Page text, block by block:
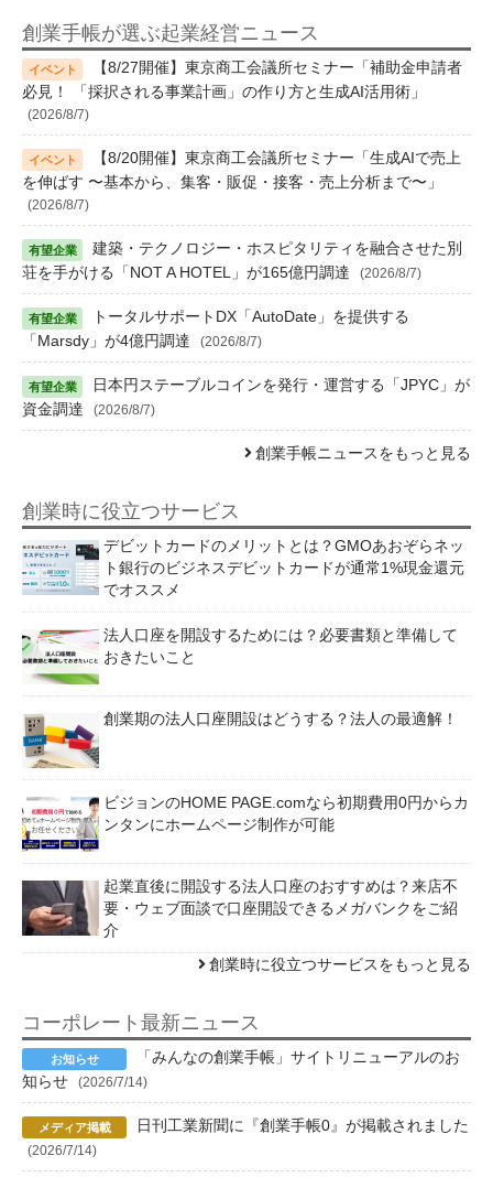
創業手帳が選ぶ起業経営ニュース
【8/27開催】東京商工会議所セミナー「補助金申請者
必見！ 「採択される事業計画」の作り方と生成AI活用術」
(2026/8/7)
【8/20開催】東京商工会議所セミナー「生成AIで売上
を伸ばす 〜基本から、集客・販促・接客・売上分析まで〜」
(2026/8/7)
建築・テクノロジー・ホスピタリティを融合させた別
荘を手がける「NOT A HOTEL」が165億円調達
(2026/8/7)
トータルサポートDX「AutoDate」を提供する
「Marsdy」が4億円調達
(2026/8/7)
日本円ステーブルコインを発行・運営する「JPYC」が
資金調達
(2026/8/7)
創業手帳ニュースをもっと見る
創業時に役立つサービス
デビットカードのメリットとは？GMOあおぞらネッ
ト銀行のビジネスデビットカードが通常1%現金還元
でオススメ
法人口座を開設するためには？必要書類と準備して
おきたいこと
創業期の法人口座開設はどうする？法人の最適解！
ビジョンのHOME PAGE.comなら初期費用0円からカ
ンタンにホームページ制作が可能
起業直後に開設する法人口座のおすすめは？来店不
要・ウェブ面談で口座開設できるメガバンクをご紹
介
創業時に役立つサービスをもっと見る
コーポレート最新ニュース
「みんなの創業手帳」サイトリニューアルのお
知らせ
(2026/7/14)
日刊工業新聞に『創業手帳0』が掲載されました
(2026/7/14)